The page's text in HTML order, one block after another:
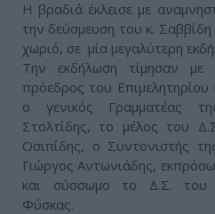
Η βραδιά έκλεισε με
την δεύσμευση του κ. Σαββίδη
χωριό, σε μία μεγαλύτερη
Την εκδήλωση τίμησαν
πρόεδρος του Επιμελητηρίου
ο γενικός Γραμματέας
Στολτίδης, το μέλος του
Οσιπίδης, ο Συντονιστής
Γιώργος Αντωνιάδης,
και σύσσωμο το Δ.Σ. του
Φύσκας.